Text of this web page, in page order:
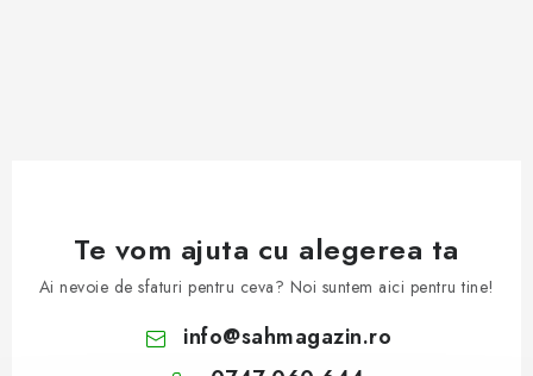
Te vom ajuta cu alegerea ta
Ai nevoie de sfaturi pentru ceva? Noi suntem aici pentru tine!
info@sahmagazin.ro